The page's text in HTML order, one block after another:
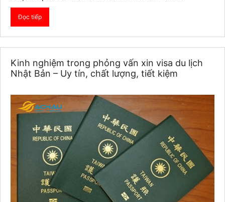
Đọc tiếp
Kinh nghiệm trong phỏng vấn xin visa du lịch
Nhật Bản – Uy tín, chất lượng, tiết kiệm